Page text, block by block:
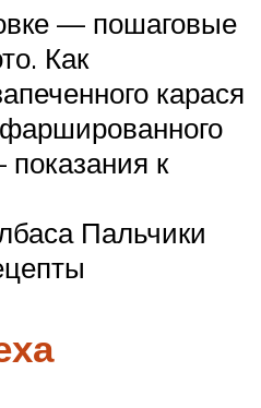
— пошаговые
Как
карася
к
Пальчики